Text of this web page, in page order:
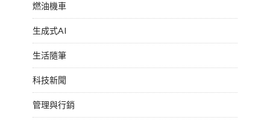
燃油機車
生成式AI
生活隨筆
科技新聞
管理與行銷